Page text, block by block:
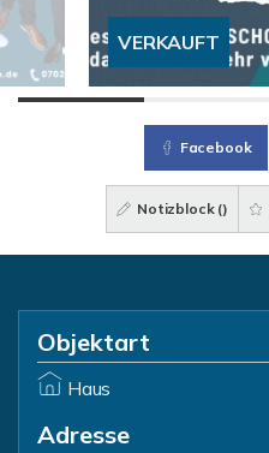
VERKAUFT
Facebook
Notizblock ()
Objektart
Haus
Adresse